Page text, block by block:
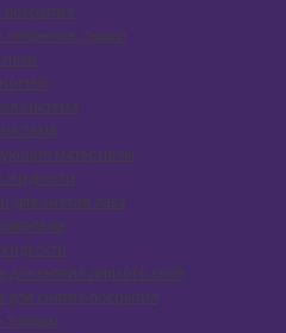
покрытия
покрытия, сушки
система
материалы
жидкости
для снятия лака
для снятия липкого слоя
для снятия покрытия
товары